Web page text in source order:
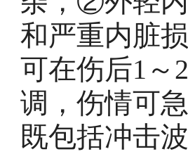
和严重内脏
可在伤后1～
调，伤情可
既包括冲击